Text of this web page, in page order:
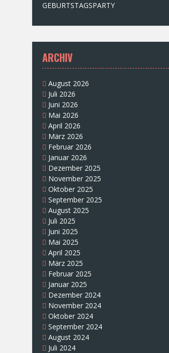
GEBURTSTAGSPARTY
ARCHIV
August 2026
Juli 2026
Juni 2026
Mai 2026
April 2026
März 2026
Februar 2026
Januar 2026
Dezember 2025
November 2025
Oktober 2025
September 2025
August 2025
Juli 2025
Juni 2025
Mai 2025
April 2025
März 2025
Februar 2025
Januar 2025
Dezember 2024
November 2024
Oktober 2024
September 2024
August 2024
Juli 2024